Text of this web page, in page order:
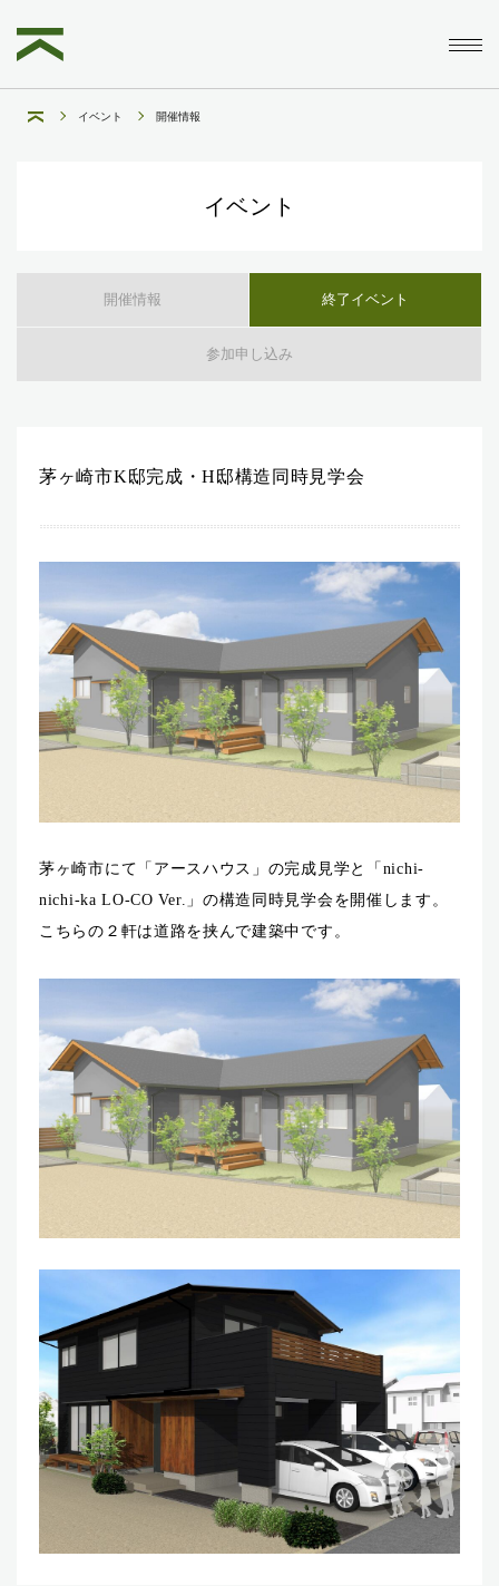
イベント 開催情報
イベント
開催情報 終了イベント
参加申し込み
茅ヶ崎市K邸完成・H邸構造同時見学会
茅ヶ崎市にて「アースハウス」の完成見学と「nichi-
nichi-ka LO-CO Ver.」の構造同時見学会を開催します。
こちらの２軒は道路を挟んで建築中です。